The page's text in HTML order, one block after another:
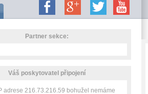
Partner sekce:
Váš poskytovatel připojení
adrese 216.73.216.59 bohužel nemáme